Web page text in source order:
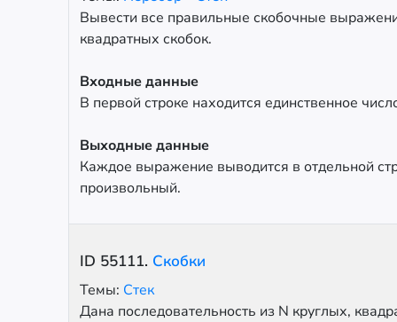
Вывести все правильные скобочные
квадратных скобок.
Входные данные
В первой строке находится единственное
Выходные данные
Каждое выражение выводится в отдельной
произвольный.
ID 55111. Скобки
Темы: Стек
Дана последовательность из N круглых,